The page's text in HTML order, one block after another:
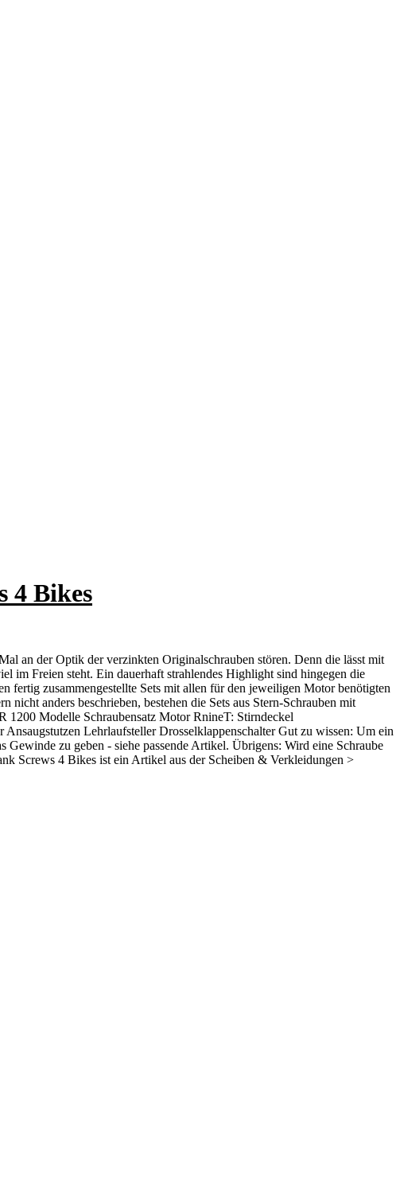
4 Bikes
an der Optik der verzinkten Originalschrauben stören. Denn die lässt mit
im Freien steht. Ein dauerhaft strahlendes Highlight sind hingegen die
fertig zusammengestellte Sets mit allen für den jeweiligen Motor benötigten
anders beschrieben, bestehen die Sets aus Stern-Schrauben mit
1200 Modelle Schraubensatz Motor RnineT: Stirndeckel
Lehrlaufsteller Drosselklappenschalter Gut zu wissen: Um ein
zu geben - siehe passende Artikel. Übrigens: Wird eine Schraube
Screws 4 Bikes ist ein Artikel aus der Scheiben & Verkleidungen >